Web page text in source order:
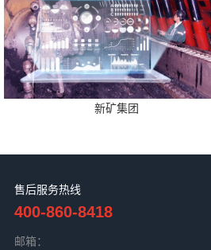
新矿集团
售后服务热线
400-860-8418
邮箱：